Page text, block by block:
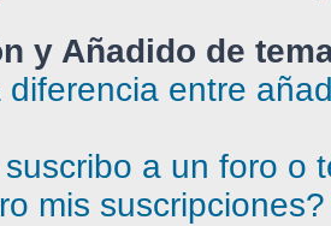
y Añadido de
entre
a un foro o
mis suscripciones?